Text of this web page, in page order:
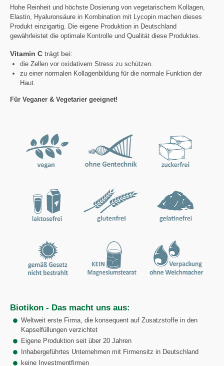
Hohe Reinheit und höchste Dosierung von vegetarischem Kollagen,
Elastin, Hyaluronsäure in Kombination mit Lycopin machen dieses
Produkt einzigartig. Die eigene Produktion in Deutschland
gewährleistet die optimale Kontrolle und Qualität diese Produktes.
Vitamin C trägt bei:
die Zellen vor oxidativem Stress zu schützen.
zu einer normalen Kollagenbildung für die normale Funktion der
Haut.
Für Veganer & Vegetarier geeignet!
Biotikon - Das macht uns aus:
Weltweit erste Firma, die konsequent auf Zusatzstoffe in den
Kapselfüllungen verzichtet
Eigene Produktion seit über 20 Jahren
Inhabergeführtes Unternehmen mit Firmensitz in Deutschland
keine Investmentfirmen